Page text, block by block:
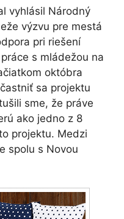
vyhlásil Národný
výzvu pre mestá
pri riešení
s mládežou na
októbra
sa projektu
sme, že práve
ako jedno z 8
projektu. Medzi
spolu s Novou